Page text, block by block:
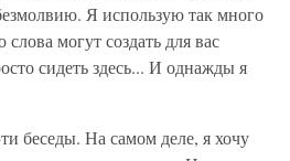
Я использую так много
могут создать для вас
сидеть здесь... И однажды я
беседы. На самом деле, я хочу